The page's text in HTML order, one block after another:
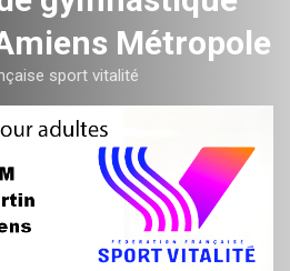
Métropole
sport vitalité